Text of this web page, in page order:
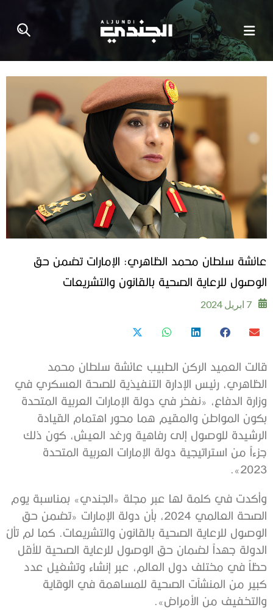
عائشة سلطان محمد الظاهري: الإمارات تضمن حق
الوصول للرعاية الصحية بالقانون والتشريعات
7 ابريل 2024
قالت العميد الركن الطبيب عائشة سلطان محمد
الظاهري، رئيس الإدارة التنفيذية للصحة العسكري في
وزارة الدفاع، «نفخر في دولة الإمارات العربية المتحدة
بكون المواطن والمقيم هما محور اهتمام القيادة
الرشيدة للوصول إلى رفاهية ورغد العيش، كون ذلك
جزءاً من استراتيجية دولة الإمارات العربية المتحدة
2023
».
وأكدت في كلمة لها عبر مجلة «الجندي» بمناسبة يوم
الصحة العالمي 2024
، بأن دولة الإمارات «تضمن حق
الوصول للرعاية الصحية بالقانون والتشريعات. كما لم تألُ
الدولة جهداً لضمان حق الوصول للرعاية الصحية للأقل
حظاً في مختلف دول العالم، عبر إنشاء وتشغيل عدد
كبير من المنشآت الصحية للمساهمة في الوقاية
والتخفيف من الأمراض»
.